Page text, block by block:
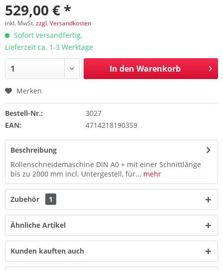
529,00 € *
inkl. MwSt.zzgl. Versandkosten
Sofort versandfertig,
Lieferzeit ca. 1-3 Werktage
In den Warenkorb
Merken
Bestell-Nr.:
3027
EAN:
4714218190359
Beschreibung
Rollenschneidemaschine DIN A0 + mit einer Schnittlänge
bis zu 2000 mm incl. Untergestell, für... mehr
Zubehör 1
Ähnliche Artikel
Kunden kauften auch